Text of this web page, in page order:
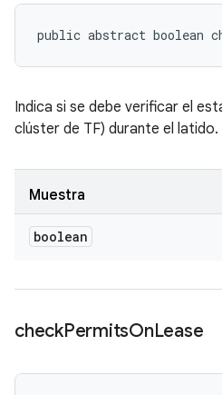
public abstract boolean
Indica si se debe verificar el
clúster de TF) durante el latido.
Muestra
boolean
checkPermitsOnLease